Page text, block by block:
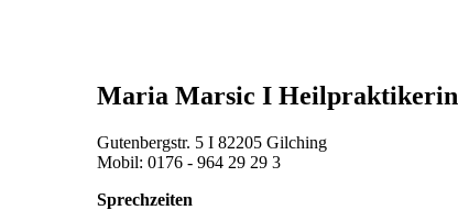
Maria Marsic I Heilpraktikerin
Gutenbergstr. 5 I 82205 Gilching
Mobil: 0176 - 964 29 29 3
Sprechzeiten